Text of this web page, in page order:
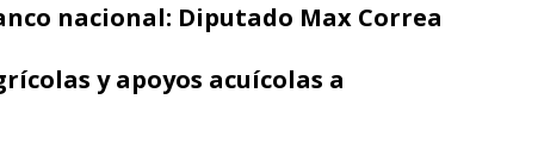
nacional: Diputado Max Correa
y apoyos acuícolas a